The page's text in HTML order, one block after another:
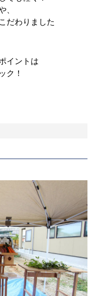
、
だわりました
イントは
ク！